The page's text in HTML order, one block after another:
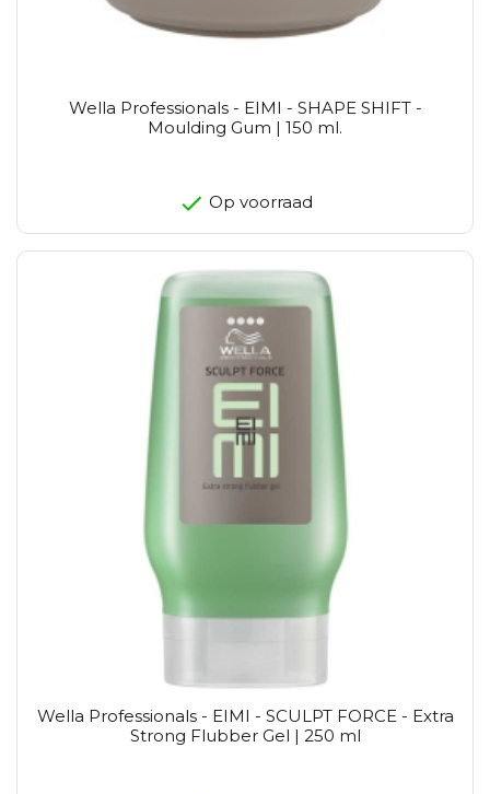
Wella Professionals - EIMI - SHAPE SHIFT -
Moulding Gum | 150 ml.
Op voorraad
Wella Professionals - EIMI - SCULPT FORCE - Extra
Strong Flubber Gel | 250 ml